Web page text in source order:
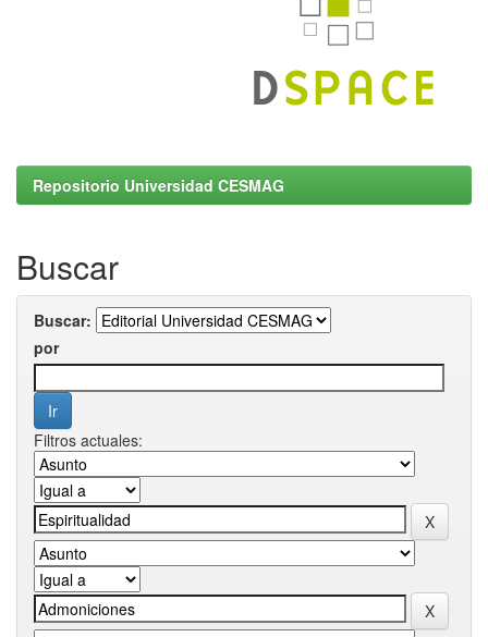
Repositorio Universidad CESMAG
Buscar
Buscar:
por
Filtros actuales: